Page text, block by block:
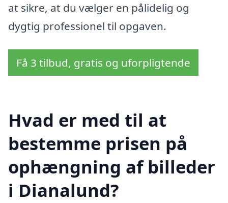
at sikre, at du vælger en pålidelig og
dygtig professionel til opgaven.
Få 3 tilbud, gratis og uforpligtende
Hvad er med til at
bestemme prisen på
ophængning af billeder
i Dianalund?